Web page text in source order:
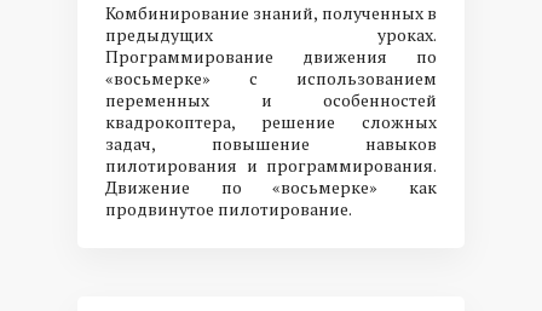
Комбинирование знаний, полученных в
предыдущих уроках.
Программирование движения по
«восьмерке» с использованием
переменных и особенностей
квадрокоптера, решение сложных
задач, повышение навыков
пилотирования и программирования.
Движение по «восьмерке» как
продвинутое пилотирование.